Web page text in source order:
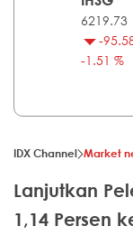
6219.73
-
-1.51 %
IDX Channel Market
Lanjutkan
1,14 Persen